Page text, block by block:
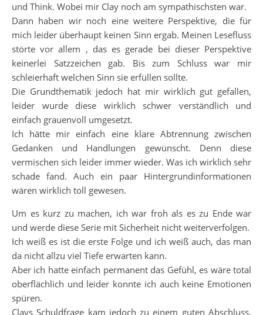
und Think. Wobei mir Clay noch am sympathischsten war.
Dann haben wir noch eine weitere Perspektive, die für
mich leider überhaupt keinen Sinn ergab. Meinen Lesefluss
störte vor allem , das es gerade bei dieser Perspektive
keinerlei Satzzeichen gab. Bis zum Schluss war mir
schleierhaft welchen Sinn sie erfüllen sollte.
Die Grundthematik jedoch hat mir wirklich gut gefallen,
leider wurde diese wirklich schwer verständlich und
einfach grauenvoll umgesetzt.
Ich hätte mir einfach eine klare Abtrennung zwischen
Gedanken und Handlungen gewünscht. Denn diese
vermischen sich leider immer wieder. Was ich wirklich sehr
schade fand. Auch ein paar Hintergrundinformationen
wären wirklich toll gewesen.
Um es kurz zu machen, ich war froh als es zu Ende war
und werde diese Serie mit Sicherheit nicht weiterverfolgen.
Ich weiß es ist die erste Folge und ich weiß auch, das man
da nicht allzu viel Tiefe erwarten kann.
Aber ich hatte einfach permanent das Gefühl, es wäre total
oberflächlich und leider konnte ich auch keine Emotionen
spüren.
Clays Schuldfrage kam jedoch zu einem guten Abschluss,